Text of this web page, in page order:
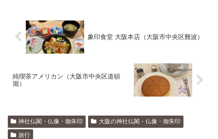
象印食堂 大阪本店（大阪市中央区難波）
純喫茶アメリカン（大阪市中央区道頓
堀）
神社仏閣・仏像・御朱印
大阪の神社仏閣・仏像・御朱印
旅行